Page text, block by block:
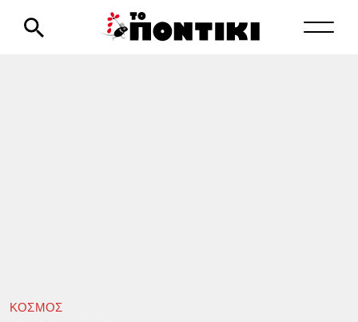
ΚΟΣΜΟΣ